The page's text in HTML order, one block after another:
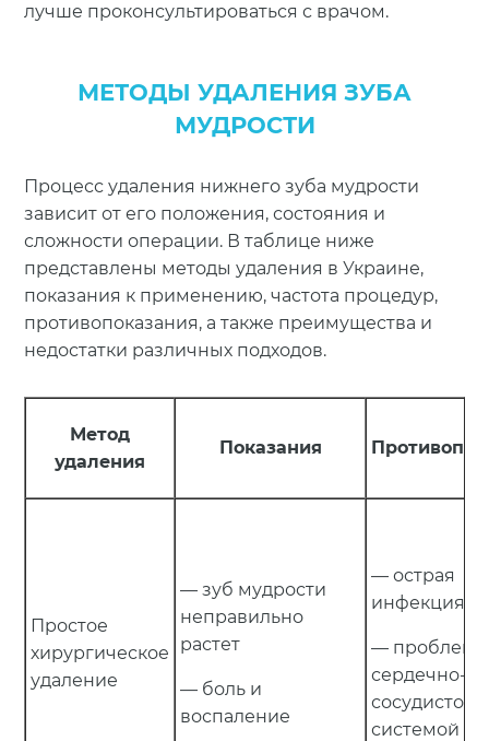
лучше проконсультироваться с врачом.
МЕТОДЫ УДАЛЕНИЯ ЗУБА
МУДРОСТИ
Процесс удаления нижнего зуба мудрости
зависит от его положения, состояния и
сложности операции. В таблице ниже
представлены методы удаления в Украине,
показания к применению, частота процедур,
противопоказания, а также преимущества и
недостатки различных подходов.
Метод
удаления
Показания
Простое
хирургическое
удаление
— зуб мудрости
неправильно
растет
— боль и
воспаление
— острая
инфекция
—
сердечно-
сосудистой
системой